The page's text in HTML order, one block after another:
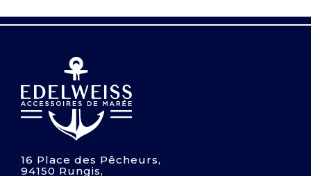
16 Place des Pêcheurs,
94150 Rungis,